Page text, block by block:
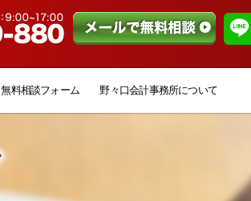
無料相談フォーム 野々口会計事務所について